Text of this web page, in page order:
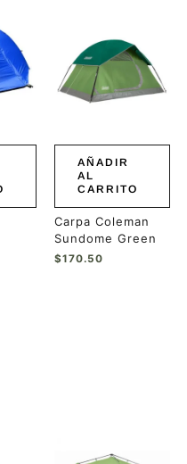
AÑADIR
AL
CARRITO
Carpa Coleman
Sundome Green
$170.50